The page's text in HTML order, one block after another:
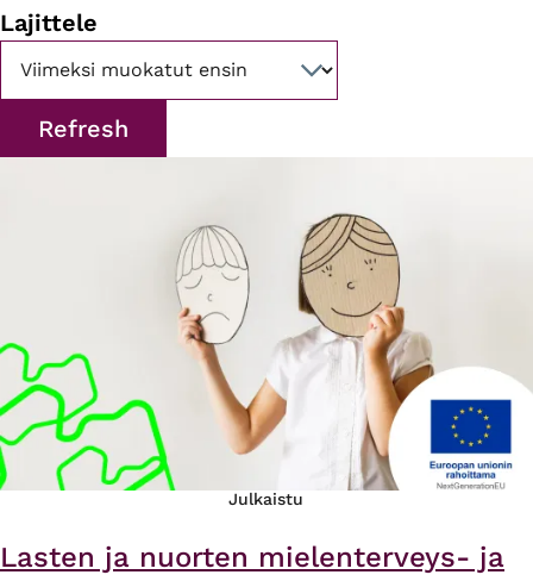
Lajittele
Julkaistu
Lasten ja nuorten mielenterveys- ja